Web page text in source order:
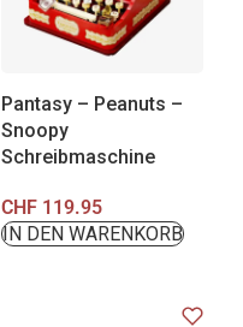
Pantasy – Peanuts –
Snoopy
Schreibmaschine
CHF119.95
IN DEN WARENKORB